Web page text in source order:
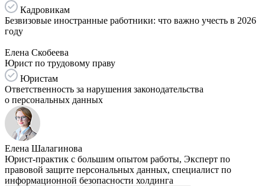
Кадровикам
Безвизовые иностранные работники: что важно учесть в 2026
году
Елена Скобеева
Юрист по трудовому праву
Юристам
Ответственность за нарушения законодательства
о персональных данных
Елена Шалагинова
Юрист-практик с большим опытом работы, Эксперт по
правовой защите персональных данных, специалист по
информационной безопасности холдинга